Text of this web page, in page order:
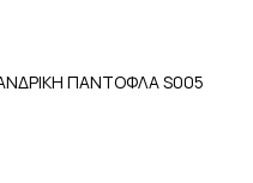
ΠΑΝΤΟΦΛΑ S005